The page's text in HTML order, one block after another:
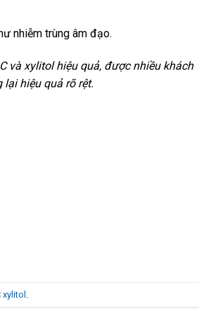
nhiễm trùng âm đạo.
và xylitol hiệu quả, được nhiều khách
hiệu quả rõ rệt.
xylitol